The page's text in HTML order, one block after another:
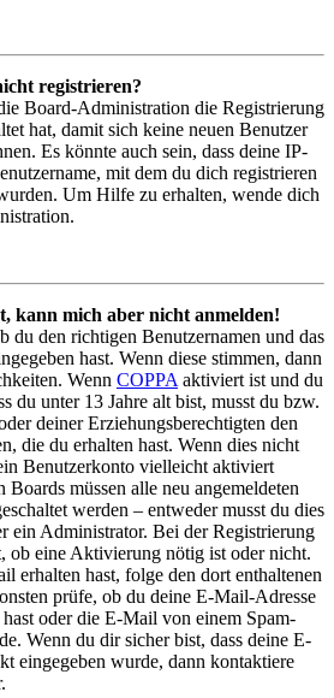
registrieren?
Board-Administration die Registrierung
hat, damit sich keine neuen Benutzer
Es könnte auch sein, dass deine IP-
mit dem du dich registrieren
Um Hilfe zu erhalten, wende dich
kann mich aber nicht anmelden!
du den richtigen Benutzernamen und das
hast. Wenn diese stimmen, dann
Wenn COPPA aktiviert ist und du
du unter 13 Jahre alt bist, musst du bzw.
deiner Erziehungsberechtigten den
die du erhalten hast. Wenn dies nicht
Benutzerkonto vielleicht aktiviert
müssen alle neu angemeldeten
werden – entweder musst du dies
ein Administrator. Bei der Registrierung
ob eine Aktivierung nötig ist oder nicht.
erhalten hast, folge den dort enthaltenen
prüfe, ob du deine E-Mail-Adresse
oder die E-Mail von einem Spam-
Wenn du dir sicher bist, dass deine E-
eingegeben wurde, dann kontaktiere